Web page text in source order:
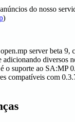
do nosso
)
server beta 9,
adicionando diversos
o suporte ao SA:MP
compatíveis com